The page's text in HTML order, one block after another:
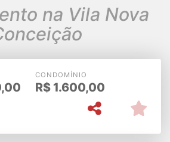
na Vila Nova
CONDOMÍNIO
R$ 1.600,00